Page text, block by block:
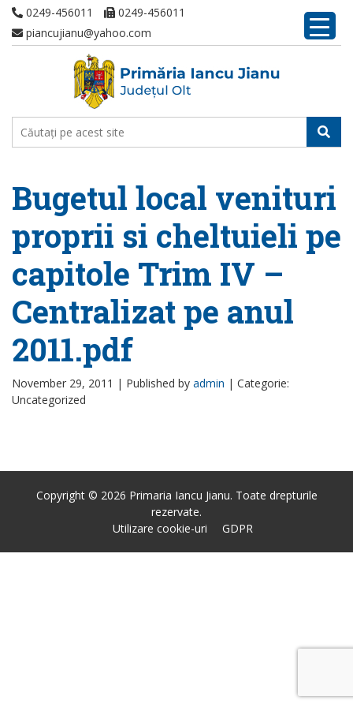
0249-456011
0249-456011
piancujianu@yahoo.com
Bugetul local venituri
proprii si cheltuieli pe
capitole Trim IV –
Centralizat pe anul
2011.pdf
November 29, 2011 | Published by admin | Categorie:
Uncategorized
Copyright © 2026 Primaria Iancu Jianu. Toate drepturile
rezervate.
Utilizare cookie-uri
GDPR